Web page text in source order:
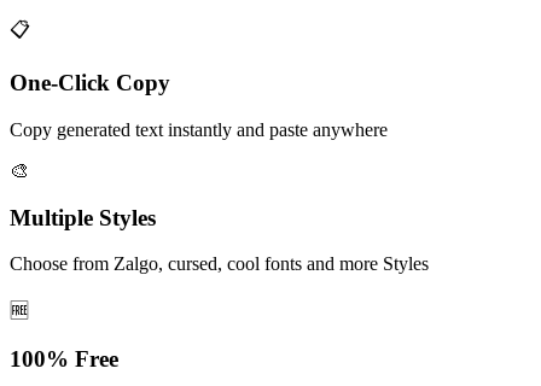
📋
One-Click Copy
Copy generated text instantly and paste anywhere
🎨
Multiple Styles
Choose from Zalgo, cursed, cool fonts and more Styles
🆓
100% Free